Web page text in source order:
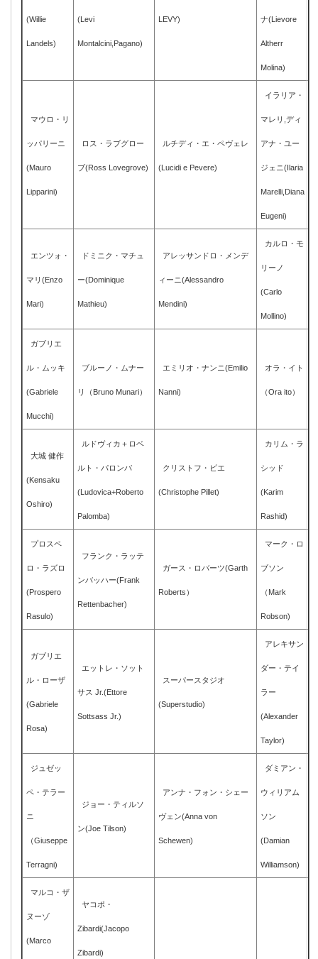
(Willie
Landels)
(Levi
Montalcini,Pagano)
LEVY) ナ(Lievore
Altherr
Molina)
マウロ・リ
ッパリーニ
(Mauro
Lipparini)
ロス・ラブグロー
ブ(Ross Lovegrove)
ルチディ・エ・ペヴェレ
(Lucidi e Pevere)
イラリア・
マレリ,ディ
アナ・ユー
ジェニ(Ilaria
Marelli,Diana
Eugeni)
エンツォ・
マリ(Enzo
Mari)
ドミニク・マチュ
ー(Dominique
Mathieu)
アレッサンドロ・メンデ
ィーニ(Alessandro
Mendini)
カルロ・モ
リーノ
(Carlo
Mollino)
ガブリエ
ル・ムッキ
(Gabriele
Mucchi)
ブルーノ・ムナー
リ（Bruno Munari）
エミリオ・ナンニ(Emilio
Nanni)
オラ・イト
（Ora ito）
大城 健作
(Kensaku
Oshiro)
ルドヴィカ＋ロベ
ルト・パロンバ
(Ludovica+Roberto
Palomba)
クリストフ・ピエ
(Christophe Pillet)
カリム・ラ
シッド
(Karim
Rashid)
プロスペ
ロ・ラズロ
(Prospero
Rasulo)
フランク・ラッテ
ンバッハー(Frank
Rettenbacher)
ガース・ロバーツ(Garth
Roberts）
マーク・ロ
ブソン
（Mark
Robson)
ガブリエ
ル・ローザ
(Gabriele
Rosa)
エットレ・ソット
サス Jr.(Ettore
Sottsass Jr.)
スーパースタジオ
(Superstudio)
アレキサン
ダー・テイ
ラー
(Alexander
Taylor)
ジュゼッ
ペ・テラー
ニ
（Giuseppe
Terragni)
ジョー・ティルソ
ン(Joe Tilson)
アンナ・フォン・シェー
ヴェン(Anna von
Schewen)
ダミアン・
ウィリアム
ソン
(Damian
Williamson)
マルコ・ザ
ヌーゾ
(Marco
ヤコポ・
Zibardi(Jacopo
Zibardi)